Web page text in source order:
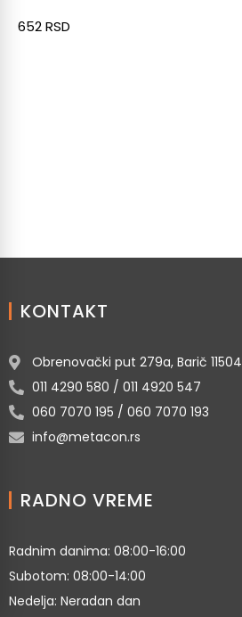
652RSD
KONTAKT
Obrenovački put 279a, Barič 11504
011 4290 580 / 011 4920 547
060 7070 195 / 060 7070 193
info@metacon.rs
RADNO VREME
Radnim danima: 08:00-16:00
Subotom: 08:00-14:00
Nedelja: Neradan dan